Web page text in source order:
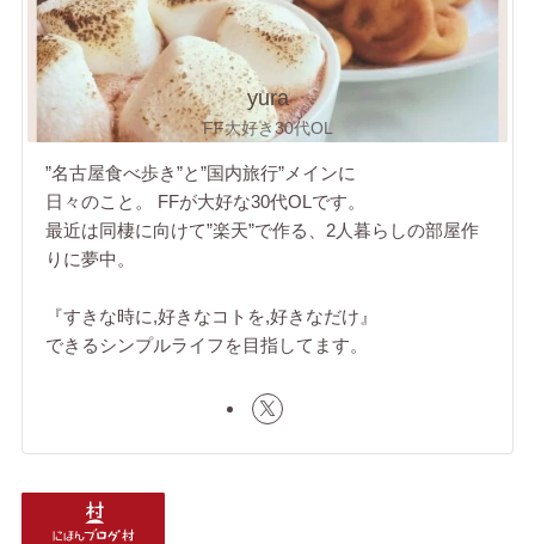
yura
FF大好き30代OL
”名古屋食べ歩き”と”国内旅行”メインに
日々のこと。 FFが大好な30代OLです。
最近は同棲に向けて”楽天”で作る、2人暮らしの部屋作
りに夢中。
『すきな時に,好きなコトを,好きなだけ』
できるシンプルライフを目指してます。